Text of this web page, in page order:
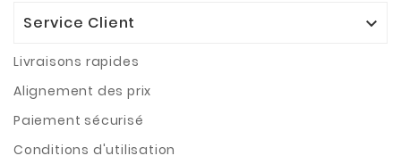
Service Client 
Livraisons rapides
Alignement des prix
Paiement sécurisé
Conditions d'utilisation